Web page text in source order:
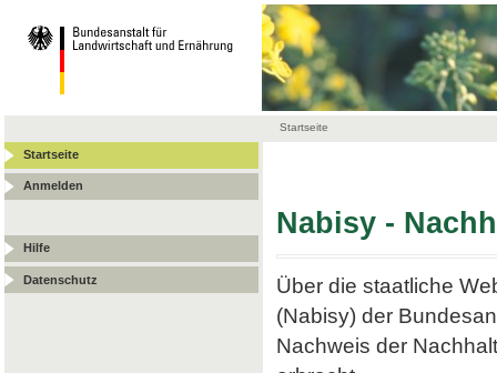
Startseite
Startseite
Anmelden
Hilfe
Datenschutz
Nabisy -
Über die staatliche
(Nabisy) der
Nachweis der